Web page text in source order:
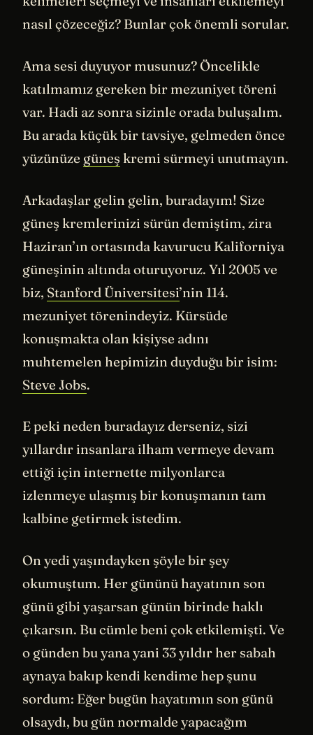
nasıl çözeceğiz? Bunlar çok önemli sorular.
Ama sesi duyuyor musunuz? Öncelikle
katılmamız gereken bir mezuniyet töreni
var. Hadi az sonra sizinle orada buluşalım.
Bu arada küçük bir tavsiye, gelmeden önce
yüzünüze güneş kremi sürmeyi unutmayın.
Arkadaşlar gelin gelin, buradayım! Size
güneş kremlerinizi sürün demiştim, zira
Haziran’ın ortasında kavurucu Kaliforniya
güneşinin altında oturuyoruz. Yıl 2005 ve
biz, Stanford Üniversitesi’nin 114.
mezuniyet törenindeyiz. Kürsüde
konuşmakta olan kişiyse adını
muhtemelen hepimizin duyduğu bir isim:
Steve Jobs.
E peki neden buradayız derseniz, sizi
yıllardır insanlara ilham vermeye devam
ettiği için internette milyonlarca
izlenmeye ulaşmış bir konuşmanın tam
kalbine getirmek istedim.
On yedi yaşındayken şöyle bir şey
okumuştum. Her gününü hayatının son
günü gibi yaşarsan günün birinde haklı
çıkarsın. Bu cümle beni çok etkilemişti. Ve
o günden bu yana yani 33 yıldır her sabah
aynaya bakıp kendi kendime hep şunu
sordum: Eğer bugün hayatımın son günü
olsaydı, bu gün normalde yapacağım